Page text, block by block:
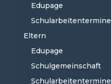
Edupage
Schularbeitentermine
Eltern
Edupage
Schulgemeinschaft
Schularbeitentermine